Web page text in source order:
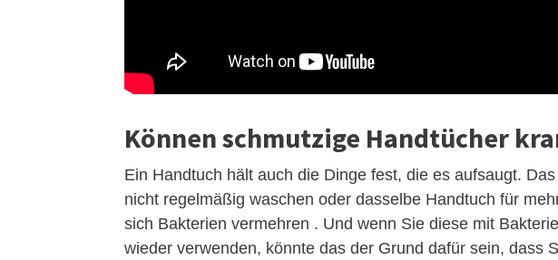
Können schmutzige Handtücher
Ein Handtuch hält auch die Dinge fest, die es aufsaugt.
nicht regelmäßig waschen oder dasselbe Handtuch für
sich Bakterien vermehren . Und wenn Sie diese mit
wieder verwenden, könnte das der Grund dafür sein, dass